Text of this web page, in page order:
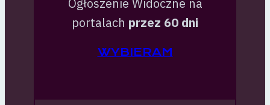
Ogłoszenie Widoczne na
portalach przez 60 dni
WYBIERAM